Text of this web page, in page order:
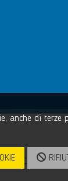
Calabria
anche di